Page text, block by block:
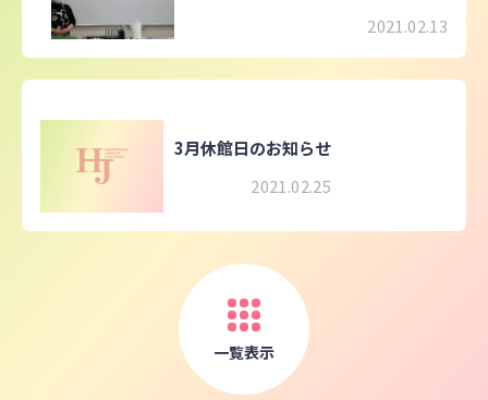
2021.02.13
3月休館日のお知らせ
2021.02.25
一覧表示